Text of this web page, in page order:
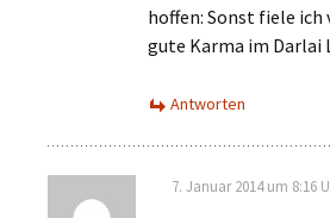
hoffen: Sonst fiele ich
gute Karma im Darlai
Antworten
7. Januar 2014 um 8:16